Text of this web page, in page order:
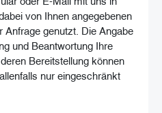
von Ihnen angegebenen
Anfrage genutzt. Die Angabe
und Beantwortung Ihre
Bereitstellung können
nur eingeschränkt